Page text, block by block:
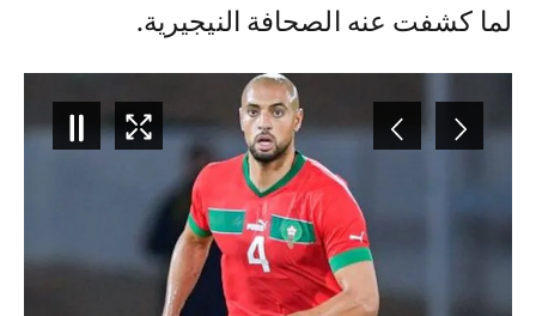
لما كشفت عنه الصحافة النيجيرية.